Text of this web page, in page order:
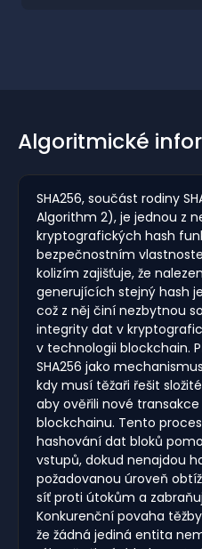
Algoritmické
SHA256, součást rodiny
Algorithm 2), je jednou z
kryptografických hash
bezpečnostním
kolizím zajišťuje, že
generujících stejný hash
což z něj činí nezbytnou
integrity dat v
v technologii blockchain.
SHA256 jako
kdy musí těžaři řešit
aby ověřili nové
blockchainu. Tento
hashování dat bloků
vstupů, dokud nenajdou
požadovanou úroveň
síť proti útokům a
Konkurenční povaha
že žádná jediná entita